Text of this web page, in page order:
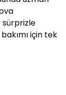
sürprizle
için tek